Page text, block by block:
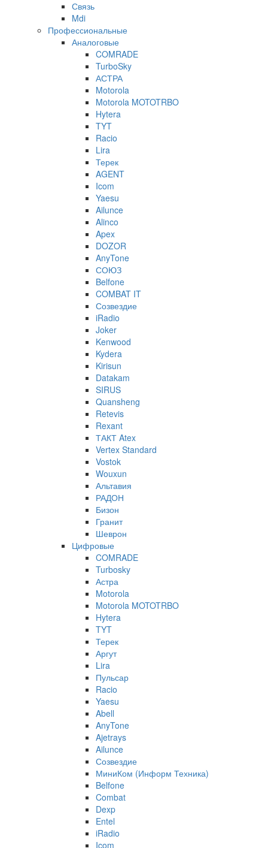
Связь
Mdi
Профессиональные
Аналоговые
COMRADE
TurboSky
АСТРА
Motorola
Motorola MOTOTRBO
Hytera
TYT
Racio
Lira
Терек
AGENT
Icom
Yaesu
Ailunce
Alinco
Apex
DOZOR
AnyTone
СОЮЗ
Belfone
COMBAT IT
Созвездие
iRadio
Joker
Kenwood
Kydera
Kirisun
Datakam
SIRUS
Quansheng
Retevis
Rexant
ТАКТ Atex
Vertex Standard
Vostok
Wouxun
Альтавия
РАДОН
Бизон
Гранит
Шеврон
Цифровые
COMRADE
Turbosky
Астра
Motorola
Motorola MOTOTRBO
Hytera
TYT
Терек
Аргут
Lira
Пульсар
Racio
Yaesu
Abell
AnyTone
Ajetrays
Ailunce
Созвездие
МиниКом (Информ Техника)
Belfone
Combat
Dexp
Entel
iRadio
Icom